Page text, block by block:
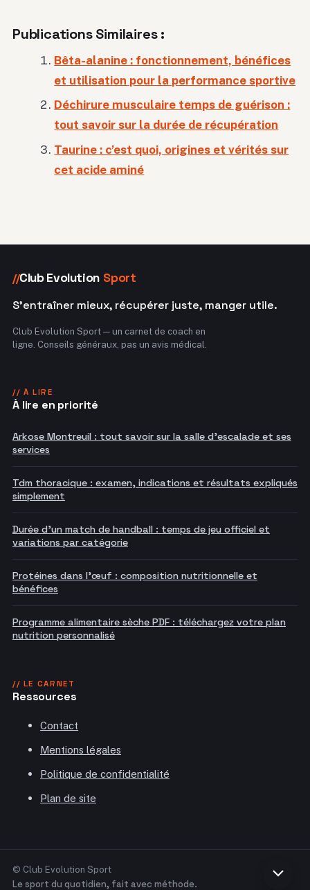
Publications Similaires :
Bêta-alanine : fonctionnement, bénéfices
et utilisation pour la performance sportive
Déchirure musculaire temps de guérison :
tout savoir sur la durée de récupération
Taurine : c’est quoi, origines et vérités sur
cet acide aminé
//Club Evolution Sport
S'entraîner mieux, récupérer juste, manger utile.
Club Evolution Sport — un carnet de coach en
ligne. Conseils généraux, pas un avis médical.
// À LIRE
À lire en priorité
Arkose Montreuil : tout savoir sur la salle d'escalade et ses
services
Tdm thoracique : examen, indications et résultats expliqués
simplement
Durée d'un match de handball : temps de jeu officiel et
variations par catégorie
Protéines dans l'œuf : composition nutritionnelle et
bénéfices
Programme alimentaire sèche PDF : téléchargez votre plan
nutrition personnalisé
// LE CARNET
Ressources
Contact
Mentions légales
Politique de confidentialité
Plan de site
© Club Evolution Sport
Le sport du quotidien, fait avec méthode.